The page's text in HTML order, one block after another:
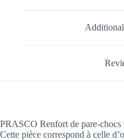
PRASCO Renfort de pare-chocs
Cette pièce correspond à celle